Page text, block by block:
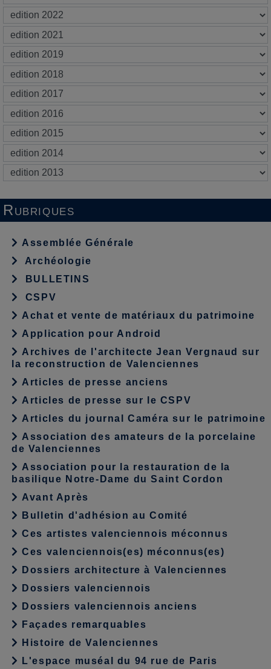
Rubriques
Assemblée Générale
Archéologie
BULLETINS
CSPV
Achat et vente de matériaux du patrimoine
Application pour Android
Archives de l'architecte Jean Vergnaud sur
la reconstruction de Valenciennes
Articles de presse anciens
Articles de presse sur le CSPV
Articles du journal Caméra sur le patrimoine
Association des amateurs de la porcelaine
de Valenciennes
Association pour la restauration de la
basilique Notre-Dame du Saint Cordon
Avant Après
Bulletin d'adhésion au Comité
Ces artistes valenciennois méconnus
Ces valenciennois(es) méconnus(es)
Dossiers architecture à Valenciennes
Dossiers valenciennois
Dossiers valenciennois anciens
Façades remarquables
Histoire de Valenciennes
L'espace muséal du 94 rue de Paris